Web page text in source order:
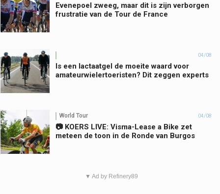
Evenepoel zweeg, maar dit is zijn verborgen
frustratie van de Tour de France
04/08
Is een lactaatgel de moeite waard voor
amateurwielertoeristen? Dit zeggen experts
World Tour 04/08
📷 KOERS LIVE: Visma-Lease a Bike zet
meteen de toon in de Ronde van Burgos
▼ Ad by Refinery89